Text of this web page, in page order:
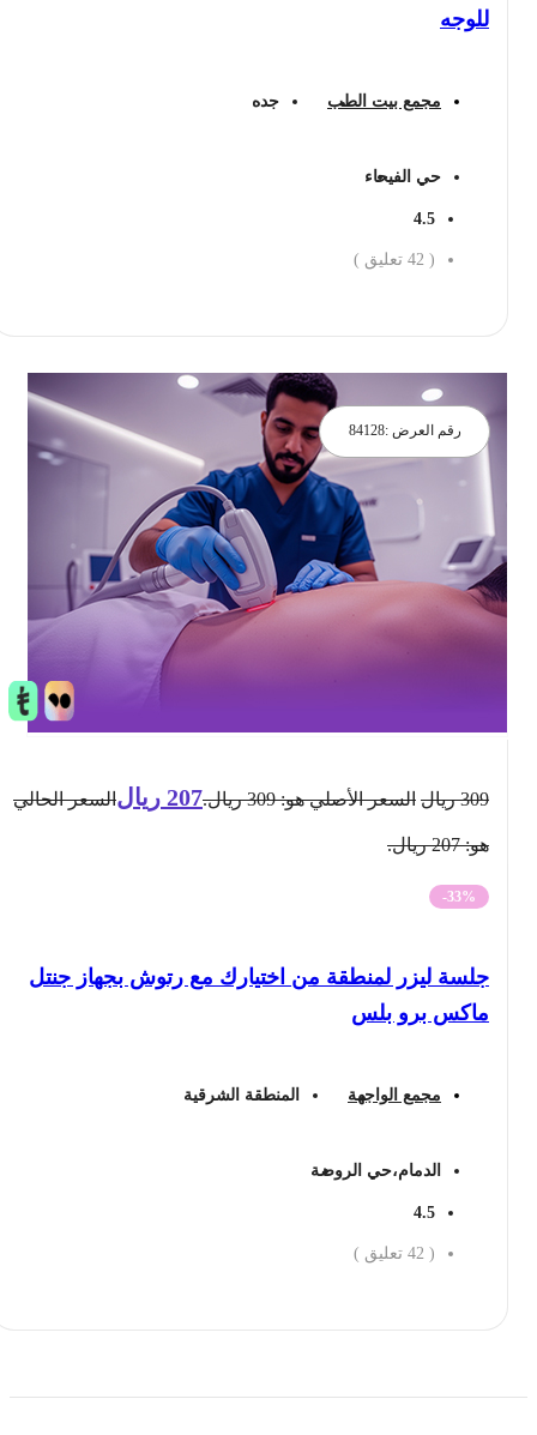
للوجه
مجمع بيت الطب جده
حي الفيحاء
4.5
42 تعليق )
رقم العرض :84128
ريال السعر الأصلي هو: 309 ريال. 207 ريال السعر الحالي
-33%
جلسة ليزر لمنطقة من اختيارك مع رتوش بجهاز جنتل
ماكس برو بلس
مجمع الواجهة المنطقة الشرقية
الدمام،حي الروضة
4.5
42 تعليق )